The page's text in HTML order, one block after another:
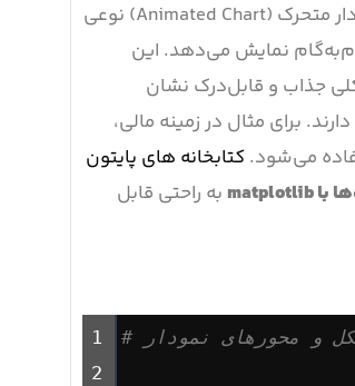
بهتر است ابتدا با مفهوم نمودار متحرک آشنا شویم. نمودار متحرک (Animated Chart) نوعی
نمایش می‌دهد. این
جذاب و قابل‌درک نشان
برای مثال در زمینه مالی،
می‌شود. کتابخانه های پایتون
باmatplotlibبه راحتی قابل
1
و محورهای نمودار
2